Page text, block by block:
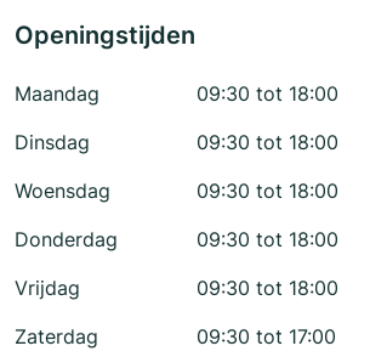
Openingstijden
Maandag
09:30 tot 18:00
Dinsdag
09:30 tot 18:00
Woensdag
09:30 tot 18:00
Donderdag
09:30 tot 18:00
Vrijdag
09:30 tot 18:00
Zaterdag
09:30 tot 17:00